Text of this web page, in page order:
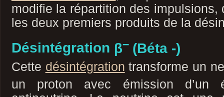
modifie la répartition des impulsions,
les deux premiers produits de la
Désintégration β– (Béta -)
Cette désintégration transforme un
un proton avec émission d’un